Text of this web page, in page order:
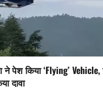
ने पेश किया ‘Flying’
दावा